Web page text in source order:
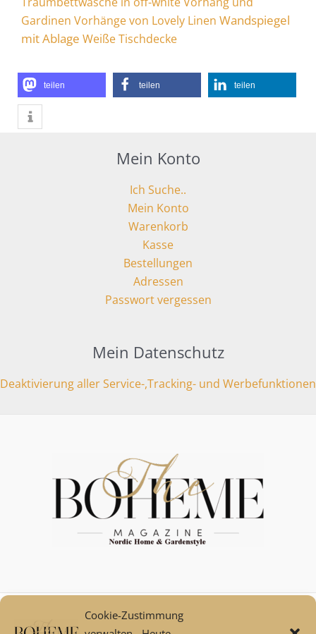
Cookie-Zustimmung
Gardinen Vorhänge von Lovely Linen Wandspiegel
mit Ablage Weiße Tischdecke
teilen teilen teilen
Mein Konto
Ich Suche..
Mein Konto
Warenkorb
Kasse
Bestellungen
Adressen
Passwort vergessen
Mein Datenschutz
Deaktivierung aller Service-,Tracking- und Werbefunktionen
Mein Konto